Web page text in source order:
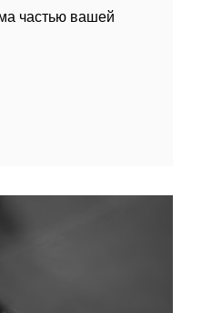
частью вашей